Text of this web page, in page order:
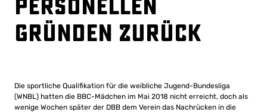
personellen
Gründen zurück
Die sportliche Qualifikation für die weibliche Jugend-Bundesliga
(WNBL) hatten die BBC-Mädchen im Mai 2018 nicht erreicht, doch als
wenige Wochen später der DBB dem Verein das Nachrücken in die